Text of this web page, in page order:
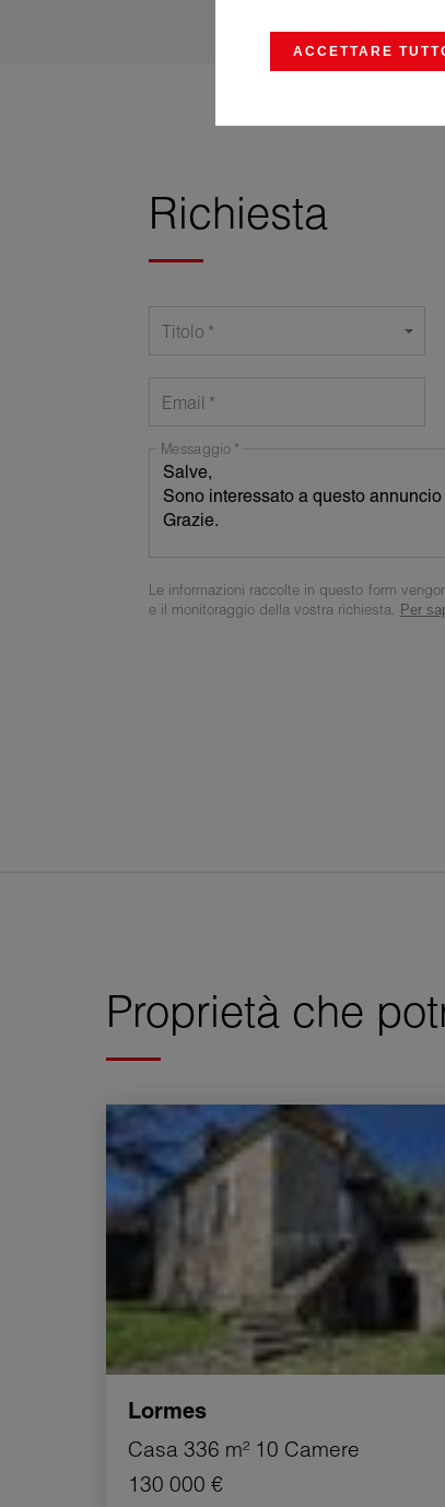
Richiesta
Titolo
Email
Messaggio
Le informazioni raccolte in questo form
e il monitoraggio della vostra richiesta.
Per
Proprietà che
Vendita Casa Lormes 10 Camere 336 m²
Lormes
Casa 336 m² 10 Camere
130 000 €
ACCETTARE